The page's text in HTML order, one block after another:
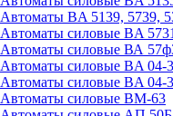
Автоматы BA 5139, 5739,
Автоматы силовые BA
Автоматы силовые ВА
Автоматы силовые BA 04-
Автоматы силовые BA 04-
Автоматы силовые ВМ-63